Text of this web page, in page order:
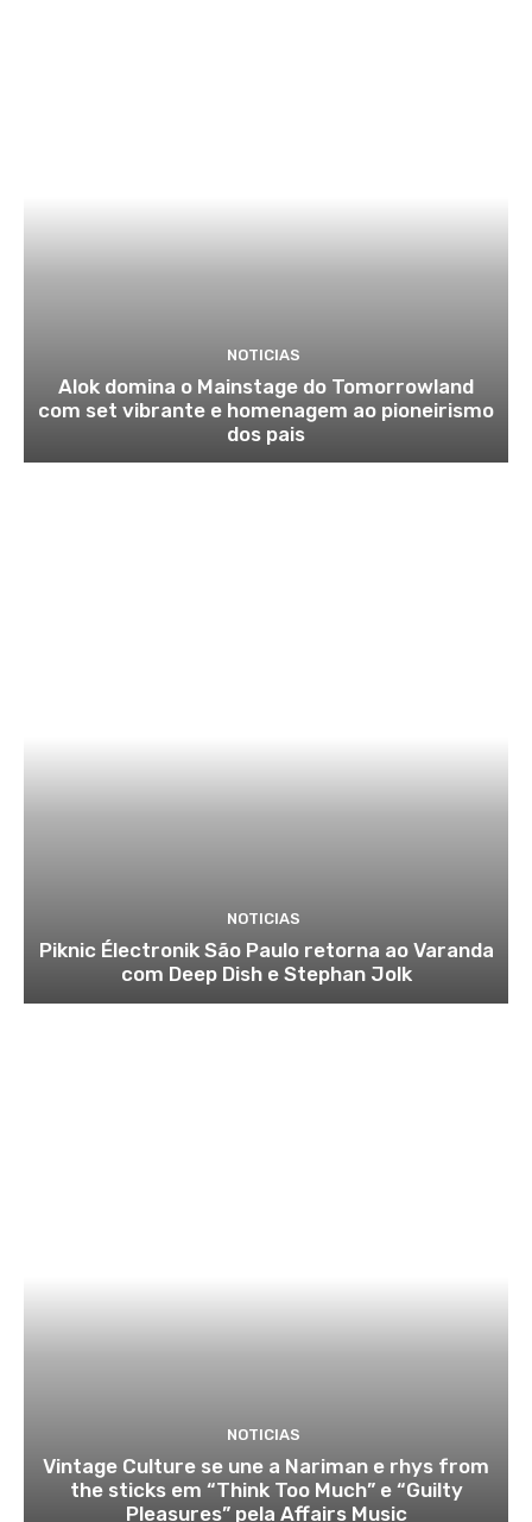
NOTICIAS
Alok domina o Mainstage do Tomorrowland
com set vibrante e homenagem ao pioneirismo
dos pais
NOTICIAS
Piknic Électronik São Paulo retorna ao Varanda
com Deep Dish e Stephan Jolk
NOTICIAS
Vintage Culture se une a Nariman e rhys from
the sticks em “Think Too Much” e “Guilty
Pleasures” pela Affairs Music